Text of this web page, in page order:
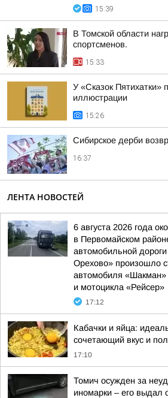
15:39
В Томской области
спортсменов.
15:33
У «Сказок Пятихатки»
иллюстрации
15:26
Сибирское дерби
16:37
ЛЕНТА НОВОСТЕЙ
6 августа 2026 года
в Первомайском
автомобильной
Орехово» произошло
автомобиля «Шакман»
и мотоцикла «Рейсер»
17:12
Кабачки и яйца:
сочетающий вкус и
17:10
Томич осужден за
иномарки – его выдал